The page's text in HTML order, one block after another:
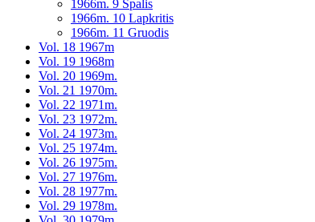
1966m. 9 Spalis
1966m. 10 Lapkritis
1966m. 11 Gruodis
Vol. 18 1967m
Vol. 19 1968m
Vol. 20 1969m.
Vol. 21 1970m.
Vol. 22 1971m.
Vol. 23 1972m.
Vol. 24 1973m.
Vol. 25 1974m.
Vol. 26 1975m.
Vol. 27 1976m.
Vol. 28 1977m.
Vol. 29 1978m.